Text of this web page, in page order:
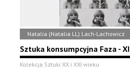
Natalia (Natalia LL) Lach-Lachowicz
Sztuka konsumpcyjna Faza - XI
Kolekcja Sztuki XX i XXI wieku